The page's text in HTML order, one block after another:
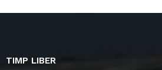
TIMP LIBER